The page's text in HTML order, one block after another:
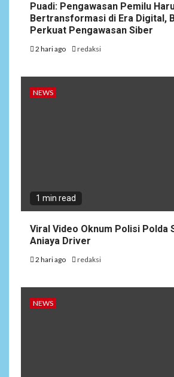
Puadi: Pengawasan Pemilu
Bertransformasi di Era Digital,
Perkuat Pengawasan Siber
2 hari ago redaksi
NEWS
1 min read
Viral Video Oknum Polisi Polda
Aniaya Driver
2 hari ago redaksi
NEWS